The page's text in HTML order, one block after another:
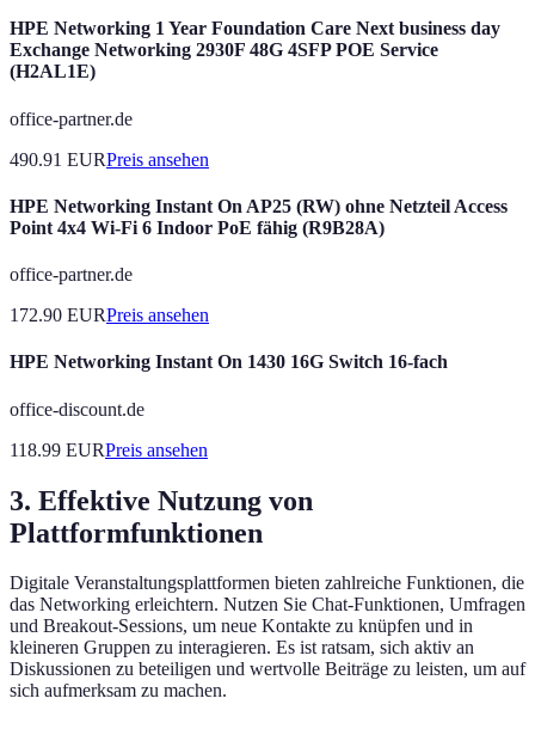
HPE Networking 1 Year Foundation Care Next business day
Exchange Networking 2930F 48G 4SFP POE Service
(H2AL1E)
office-partner.de
490.91 EURPreis ansehen
HPE Networking Instant On AP25 (RW) ohne Netzteil Access
Point 4x4 Wi-Fi 6 Indoor PoE fähig (R9B28A)
office-partner.de
172.90 EURPreis ansehen
HPE Networking Instant On 1430 16G Switch 16-fach
office-discount.de
118.99 EURPreis ansehen
3. Effektive Nutzung von
Plattformfunktionen
Digitale Veranstaltungsplattformen bieten zahlreiche Funktionen, die
das Networking erleichtern. Nutzen Sie Chat-Funktionen, Umfragen
und Breakout-Sessions, um neue Kontakte zu knüpfen und in
kleineren Gruppen zu interagieren. Es ist ratsam, sich aktiv an
Diskussionen zu beteiligen und wertvolle Beiträge zu leisten, um auf
sich aufmerksam zu machen.